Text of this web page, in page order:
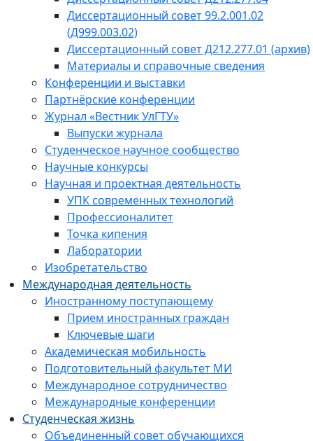
Диссертационный совет 99.2.001.02
(Д999.003.02)
Диссертационный совет Д212.277.01 (архив)
Материалы и справочные сведения
Конференции и выставки
Партнёрские конференции
Журнал «Вестник УлГТУ»
Выпуски журнала
Студенческое научное сообщество
Научные конкурсы
Научная и проектная деятельность
УПК современных технологий
Профессионалитет
Точка кипения
Лаборатории
Изобретательство
Международная деятельность
Иностранному поступающему
Прием иностранных граждан
Ключевые шаги
Академическая мобильность
Подготовительный факультет МИ
Международное сотрудничество
Международные конференции
Студенческая жизнь
Объединенный совет обучающихся